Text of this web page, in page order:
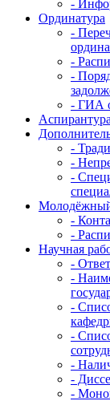
-
Ординатура
-
-
-
- ГИА
Аспирантура
-
-
-
-
-
Научная
-
-
-
-
-
-
-